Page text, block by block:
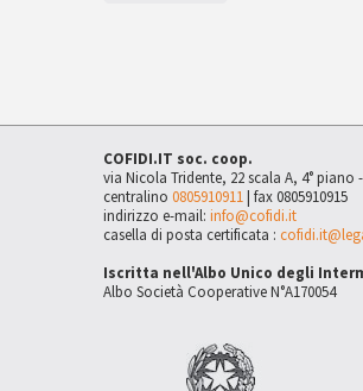
COFIDI.IT soc. coop.
via Nicola Tridente, 22 scala A, 4° piano
centralino 0805910911| fax 0805910915
indirizzo e-mail: info@cofidi.it
casella di posta certificata :
Iscritta nell'Albo Unico degli
Albo Società Cooperative N°A170054